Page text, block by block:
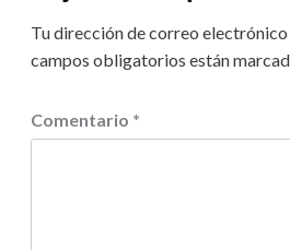
Tu dirección de correo electrónico
campos obligatorios están
Comentario *